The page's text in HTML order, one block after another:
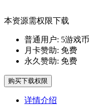
本资源需权限下载
普通用户: 5游戏币
月卡赞助: 免费
永久赞助: 免费
购买下载权限
详情介绍